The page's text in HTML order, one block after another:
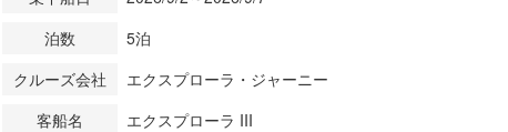
泊数
5泊
クルーズ会社
エクスプローラ・ジャーニー
客船名
エクスプローラ III